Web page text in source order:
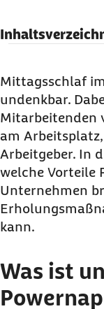
Wie lange
Was kann der
bewirken?
Wie können
unterstützen?
Arbeitszeiten
Mittagsschlaf
undenkbar.
Mitarbeitenden
am
Arbeitgeber. In
welche Vorteile
Unternehmen
kann.
Was ist